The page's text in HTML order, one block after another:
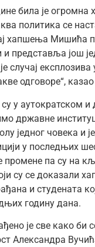
била је огромна
политика се
хапшења Мишића
и представља још
случај
одговоре“, казао
у аутократском и
државне
једног човека и
у последњих
промене па су на
су се доказали
и студената
годину дана.
је све како би
Александра